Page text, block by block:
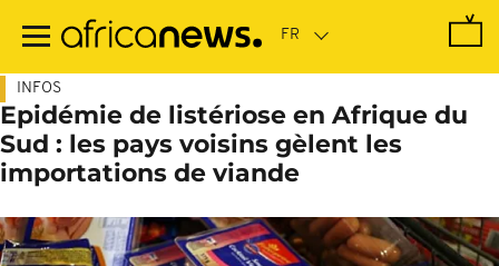
contenu
INFOS
Epidémie de listériose en Afrique du
Sud : les pays voisins gèlent les
importations de viande